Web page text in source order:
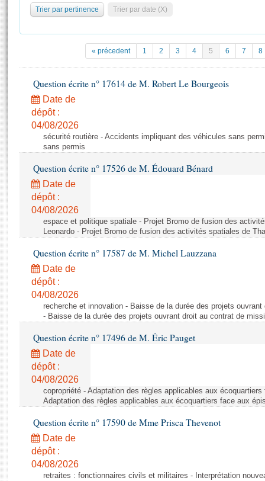
Pétitions
Projets de loi
Propositions de loi
Amendements
Textes adoptés
Rapports législatifs
Rapports sur l'application des lois
Baromètre de l’application des lois
Dossiers législatifs
Budget et sécurité sociale
Questions écrites et orales
Comptes rendus des débats
Statistiques et chiffres clés
Documents de référence
( Constitution | Règlement de l'Assemblée ... )
Histoire
Juniors
Anciennes législatures
La Bibliothèque
Contacts et plan d'accès
Photos libres de droit
Trier par pertinence Trier par date (X)
« précedent 1 2 3 4 5 6 7 8
Question écrite n° 17614 de M. Robert Le Bourgeois
Date de
dépôt :
04/08/2026
sécurité routière - Accidents impliquant des véhicules sans
sans permis
Question écrite n° 17526 de M. Édouard Bénard
Date de
dépôt :
04/08/2026
espace et politique spatiale - Projet Bromo de fusion des
Leonardo - Projet Bromo de fusion des activités spatiales de
Question écrite n° 17587 de M. Michel Lauzzana
Date de
dépôt :
04/08/2026
recherche et innovation - Baisse de la durée des projets
- Baisse de la durée des projets ouvrant droit au contrat de
Question écrite n° 17496 de M. Éric Pauget
Date de
dépôt :
04/08/2026
copropriété - Adaptation des règles applicables aux
Adaptation des règles applicables aux écoquartiers face aux
Question écrite n° 17590 de Mme Prisca Thevenot
Date de
dépôt :
04/08/2026
retraites : fonctionnaires civils et militaires - Interprétation